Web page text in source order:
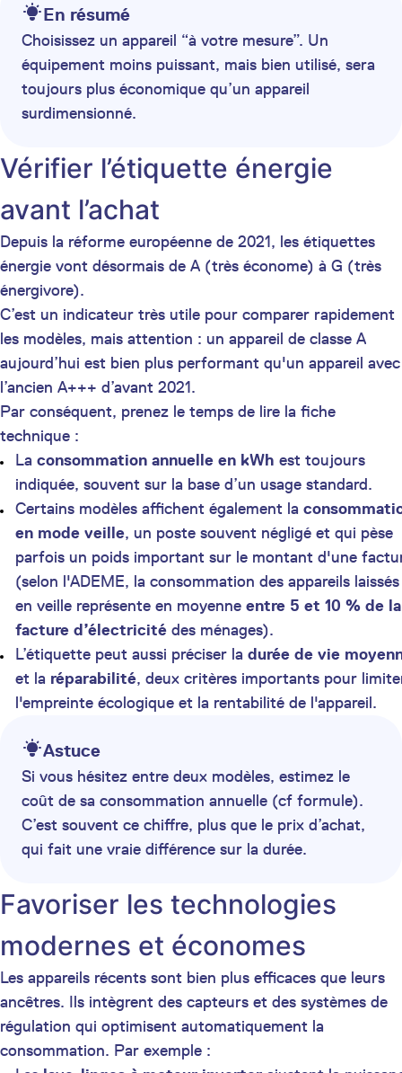
En résumé
Choisissez un appareil “à votre mesure”. Un
équipement moins puissant, mais bien utilisé, sera
toujours plus économique qu’un appareil
surdimensionné.
Vérifier l’étiquette énergie
avant l’achat
Depuis la réforme européenne de 2021, les étiquettes
énergie vont désormais de A (très économe) à G (très
énergivore).
C’est un indicateur très utile pour comparer rapidement
les modèles, mais attention : un appareil de classe A
aujourd’hui est bien plus performant qu'un appareil avec
l’ancien A+++ d’avant 2021.
Par conséquent, prenez le temps de lire la fiche
technique :
La consommation annuelle en kWh est toujours
indiquée, souvent sur la base d’un usage standard.
Certains modèles affichent également la
en mode veille, un poste souvent négligé et qui pèse
parfois un poids important sur le montant d'une
(selon l'ADEME, la consommation des appareils laissés
en veille représente en moyenne entre 5 et 10 % de la
facture d’électricité des ménages).
L’étiquette peut aussi préciser la durée de vie
et la réparabilité, deux critères importants pour
l'empreinte écologique et la rentabilité de l'appareil.
Astuce
Si vous hésitez entre deux modèles, estimez le
coût de sa consommation annuelle (cf formule).
C’est souvent ce chiffre, plus que le prix d’achat,
qui fait une vraie différence sur la durée.
Favoriser les technologies
modernes et économes
Les appareils récents sont bien plus efficaces que leurs
ancêtres. Ils intègrent des capteurs et des systèmes de
régulation qui optimisent automatiquement la
consommation. Par exemple :